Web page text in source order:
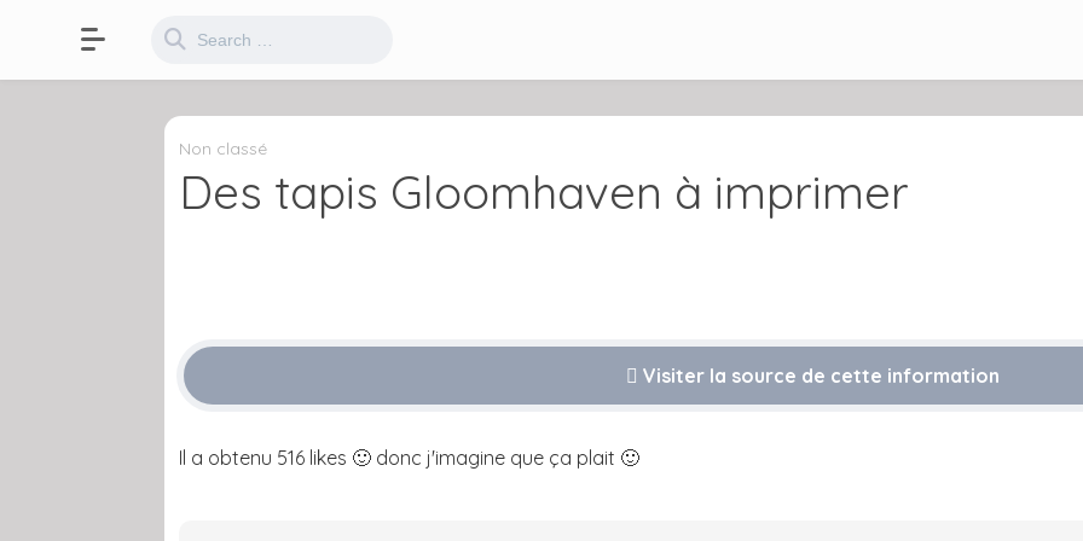
Non classé
Des tapis Gloomhaven à imprimer
Visiter la source de cette information
Il a obtenu 516 likes 🙂 donc j'imagine que ça plait 🙂